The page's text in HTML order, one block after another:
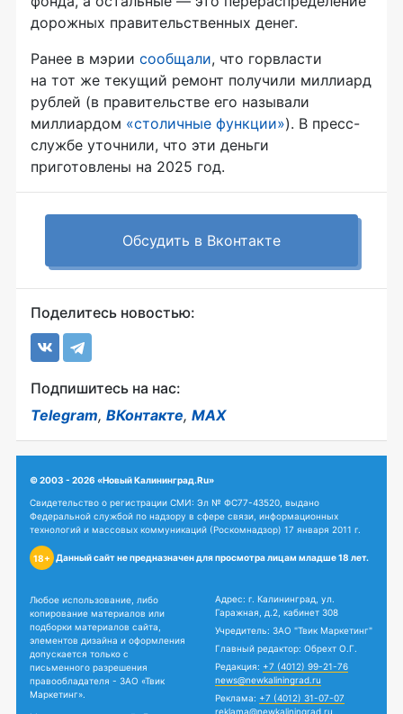
дорожных правительственных денег.
Ранее в мэрии сообщали, что горвласти
на тот же текущий ремонт получили миллиард
рублей (в правительстве его называли
миллиардом «столичные функции»). В пресс-
службе уточнили, что эти деньги
приготовлены на 2025 год.
Обсудить в Вконтакте
Поделитесь новостью:
Подпишитесь на нас:
Telegram, ВКонтакте, MAX
© 2003 - 2026 «Новый Калининград.Ru»
Свидетельство о регистрации СМИ: Эл № ФС77-43520, выдано
Федеральной службой по надзору в сфере связи, информационных
технологий и массовых коммуникаций (Роскомнадзор) 17 января 2011 г.
18+ Данный сайт не предназначен для просмотра лицам младше 18 лет.
Любое использование, либо
копирование материалов или
подборки материалов сайта,
элементов дизайна и оформления
допускается только с
письменного разрешения
правообладателя - ЗАО «Твик
Маркетинг».
Адрес: г. Калининград, ул.
Гаражная, д.2, кабинет 308
Учредитель: ЗАО "Твик Маркетинг"
Главный редактор: Обрехт О.Г.
Редакция: +7 (4012) 99-21-76
news@newkaliningrad.ru
Реклама: +7 (4012) 31-07-07
reklama@newkaliningrad.ru